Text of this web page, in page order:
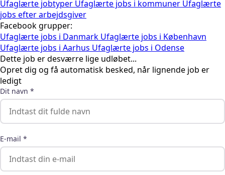
Ufaglærte jobtyper Ufaglærte jobs i kommuner Ufaglærte
jobs efter arbejdsgiver
Facebook grupper:
Ufaglærte jobs i Danmark Ufaglærte jobs i København
Ufaglærte jobs i Aarhus Ufaglærte jobs i Odense
Dette job er desværre lige udløbet...
Opret dig og få automatisk besked, når lignende job er
ledigt
Dit navn *
E-mail *